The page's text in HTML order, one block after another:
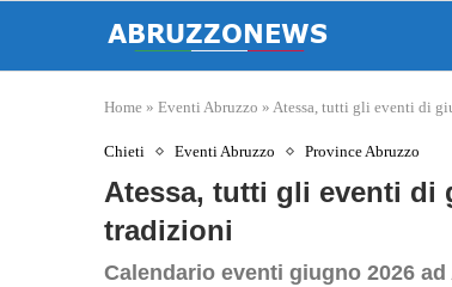
Home » Eventi Abruzzo » Atessa, tutti gli eventi di
Chieti Eventi Abruzzo Province Abruzzo
Atessa, tutti gli eventi di
tradizioni
Calendario eventi giugno 2026